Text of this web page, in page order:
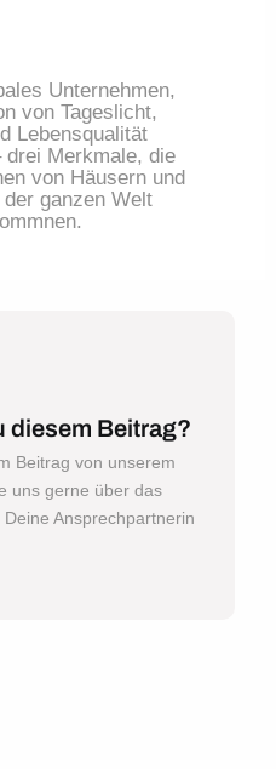
Unternehmen,
von Tageslicht,
Lebensqualität
drei Merkmale, die
von Häusern und
ganzen Welt
diesem Beitrag?
Beitrag von unserem
uns gerne über das
Ansprechpartnerin